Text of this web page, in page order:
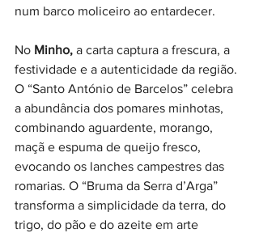
num barco moliceiro ao entardecer.
No Minho, a carta captura a frescura, a
festividade e a autenticidade da região.
O “Santo António de Barcelos” celebra
a abundância dos pomares minhotas,
combinando aguardente, morango,
maçã e espuma de queijo fresco,
evocando os lanches campestres das
romarias. O “Bruma da Serra d’Arga”
transforma a simplicidade da terra, do
trigo, do pão e do azeite em arte